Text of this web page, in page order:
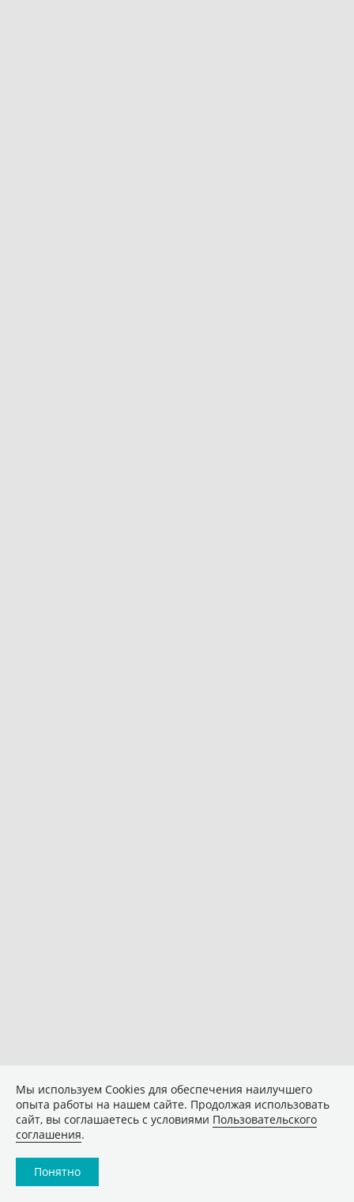
Мы используем Сookies для обеспечения наилучшего
опыта работы на нашем сайте. Продолжая использовать
сайт, вы соглашаетесь с условиями Пользовательского
соглашения.
Понятно